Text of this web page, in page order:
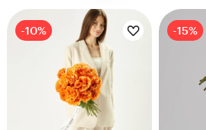
Цветы букета:
-10% -15%